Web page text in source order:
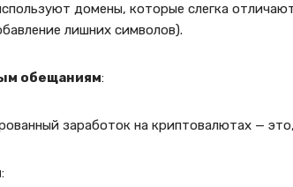
домены, которые слегка
лишних символов).
обещаниям:
заработок на криптовалютах —
: